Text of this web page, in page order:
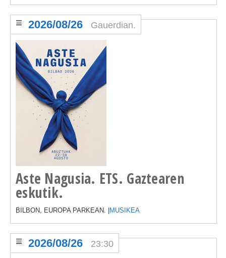
Aste Nagusia. ETS. Gaztearen
eskutik.
2026/08/26 Gauerdian.
BILBON, EUROPA PARKEAN. | MUSIKEA
2026/08/26 23:30